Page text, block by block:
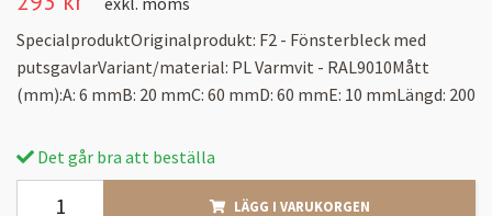
SpecialproduktOriginalprodukt: F2 - Fönsterbleck med
putsgavlarVariant/material: PL Varmvit - RAL9010Mått
(mm):A: 6 mmB: 20 mmC: 60 mmD: 60 mmE: 10 mmLängd: 200
Det går bra att beställa
LÄGG I VARUKORGEN